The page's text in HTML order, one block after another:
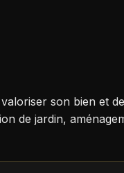
son bien et
de jardin,